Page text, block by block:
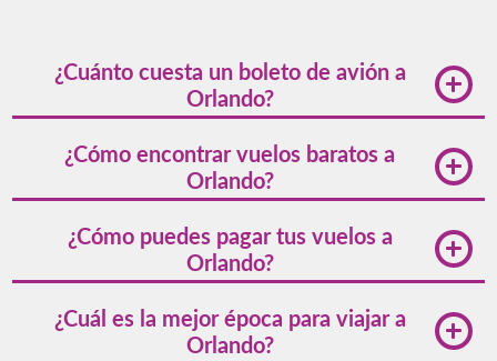
¿Cuánto cuesta un boleto de avión a
Orlando?
temporada, la demanda y el punto de partida. Con
Volaris, estos vuelos parten de los
encontrar las mejores ofertas, se recomienda ser
flexible con las fechas de viaje y reservar con
¿Cómo encontrar vuelos baratos a
Orlando?
recomendamos visitar nuestrapágina de Tips para
. Allí encontrarás consejos útiles para obtener
las mejores ofertas.
¿Cómo puedes pagar tus vuelos a
Orlando?
tarjetas de crédito, tarjetas de débito, PayPal, y otros
métodos de pago locales para acomodar tus
¿Cuál es la mejor época para viajar a
Orlando?